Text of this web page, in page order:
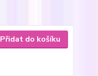
Přidat do košíku